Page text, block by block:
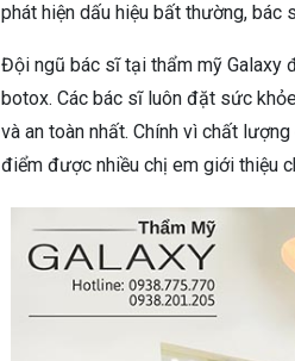
phát hiện dấu hiệu bất thường, bác
Đội ngũ bác sĩ tại thẩm mỹ Galaxy
botox. Các bác sĩ luôn đặt sức
và an toàn nhất. Chính vì chất
điểm được nhiều chị em giới thiệu